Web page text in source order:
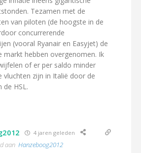
Tezamen met de
van piloten (de hoogste in de
concurrerende
(vooral Ryanair en Easyjet) de
markt hebben overgenomen. Ik
of er per saldo minder
vluchten zijn in Italië door de
de HSL.
4 jaren geleden
aan Hanzeboog2012